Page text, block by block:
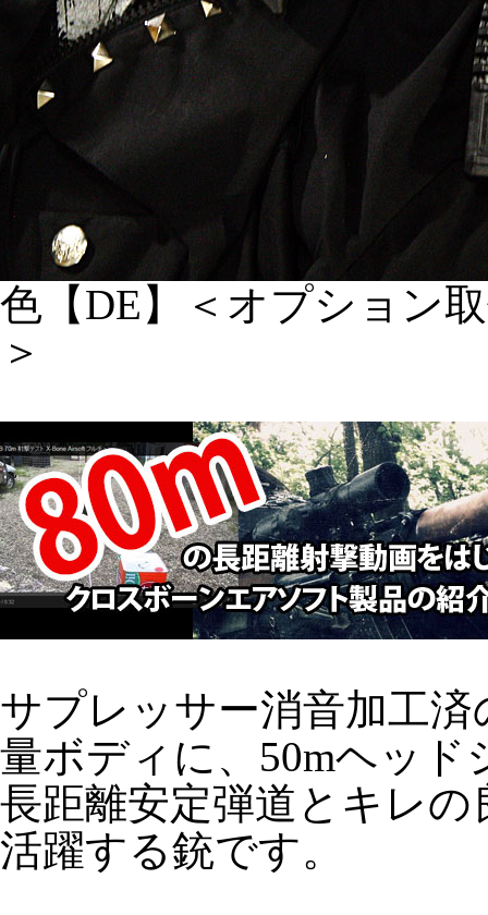
色【DE】＜オプション
＞
サプレッサー消音加工
量ボディに、50mヘッド
長距離安定弾道とキレ
活躍する銃です。